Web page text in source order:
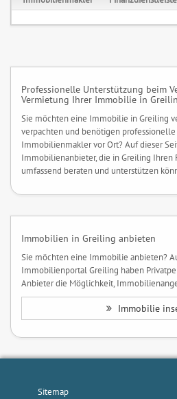
Professionelle Unterstützung beim
Vermietung Ihrer Immobilie in
Sie möchten eine Immobilie in Greiling
verpachten und benötigen
Immobilienmakler vor Ort? Auf dieser
Immobilienanbieter, die in Greiling Ihren
umfassend beraten und unterstützen
Immobilien in Greiling anbieten
Sie möchten eine Immobilie anbieten?
Immobilienportal Greiling haben
Anbieter die Möglichkeit,
Immobilie
Sitemap